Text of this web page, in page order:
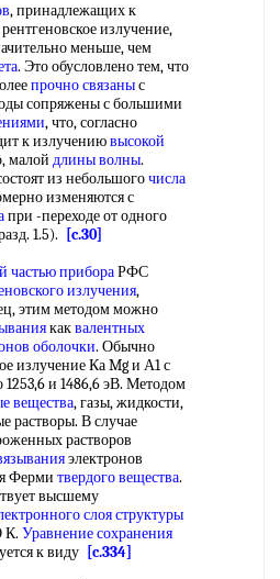
, принадлежащих к
излучение,
меньше, чем
. Это обусловлено тем, что
прочно связаныс
сопряжены с большими
, что, согласно
к излучениювысокой
малой длины волны.
из небольшогочисла
изменяются с
при -переходе от одного
1.5).
[c.30]
частью прибораРФС
излучения,
этим методом можно
каквалентных
оболочки. Обычно
излучение Ка Mg и А1 с
1253,6 и 1486,6 эВ. Методом
вещества, газы, жидкости,
растворы. В случае
растворов
электронов
Ферми твердого вещества.
высшему
слояструктуры
К. Уравнение сохранения
к виду [c.334]